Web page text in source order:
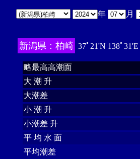
年 月
新潟県：柏崎 37ﾟ21'N 138ﾟ31'E
略最高高潮面
大 潮 升
大潮差
小 潮 升
小潮差 升
平 均 水 面
平均潮差